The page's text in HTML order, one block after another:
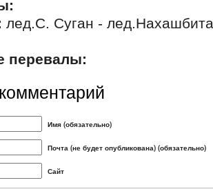
лед.С. Суган - лед.Нахашбита
перевалы:
Имя (обязательно)
Почта (не будет опубликована) (обязательно)
Сайт